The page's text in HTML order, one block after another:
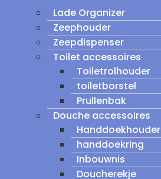
Lade Organizer
Zeephouder
Zeepdispenser
Toilet accessoires
Toiletrolhouder
toiletborstel
Prullenbak
Douche accessoires
Handdoekhouder
handdoekring
Inbouwnis
Doucherekje